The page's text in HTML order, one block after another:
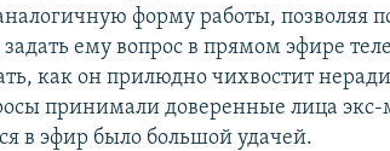
форму работы, позволяя
ему вопрос в прямом эфире
как он прилюдно чихвостит
принимали доверенные лица экс-
в эфир было большой удачей.